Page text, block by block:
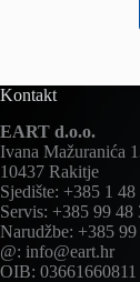
Kontakt
EART d.o.o.
Ivana Mažuranića
10437 Rakitje
Sjedište: +385 1 48
Servis: +385 99 48
Narudžbe: +385
@: info@eart.hr
OIB: 03661660811